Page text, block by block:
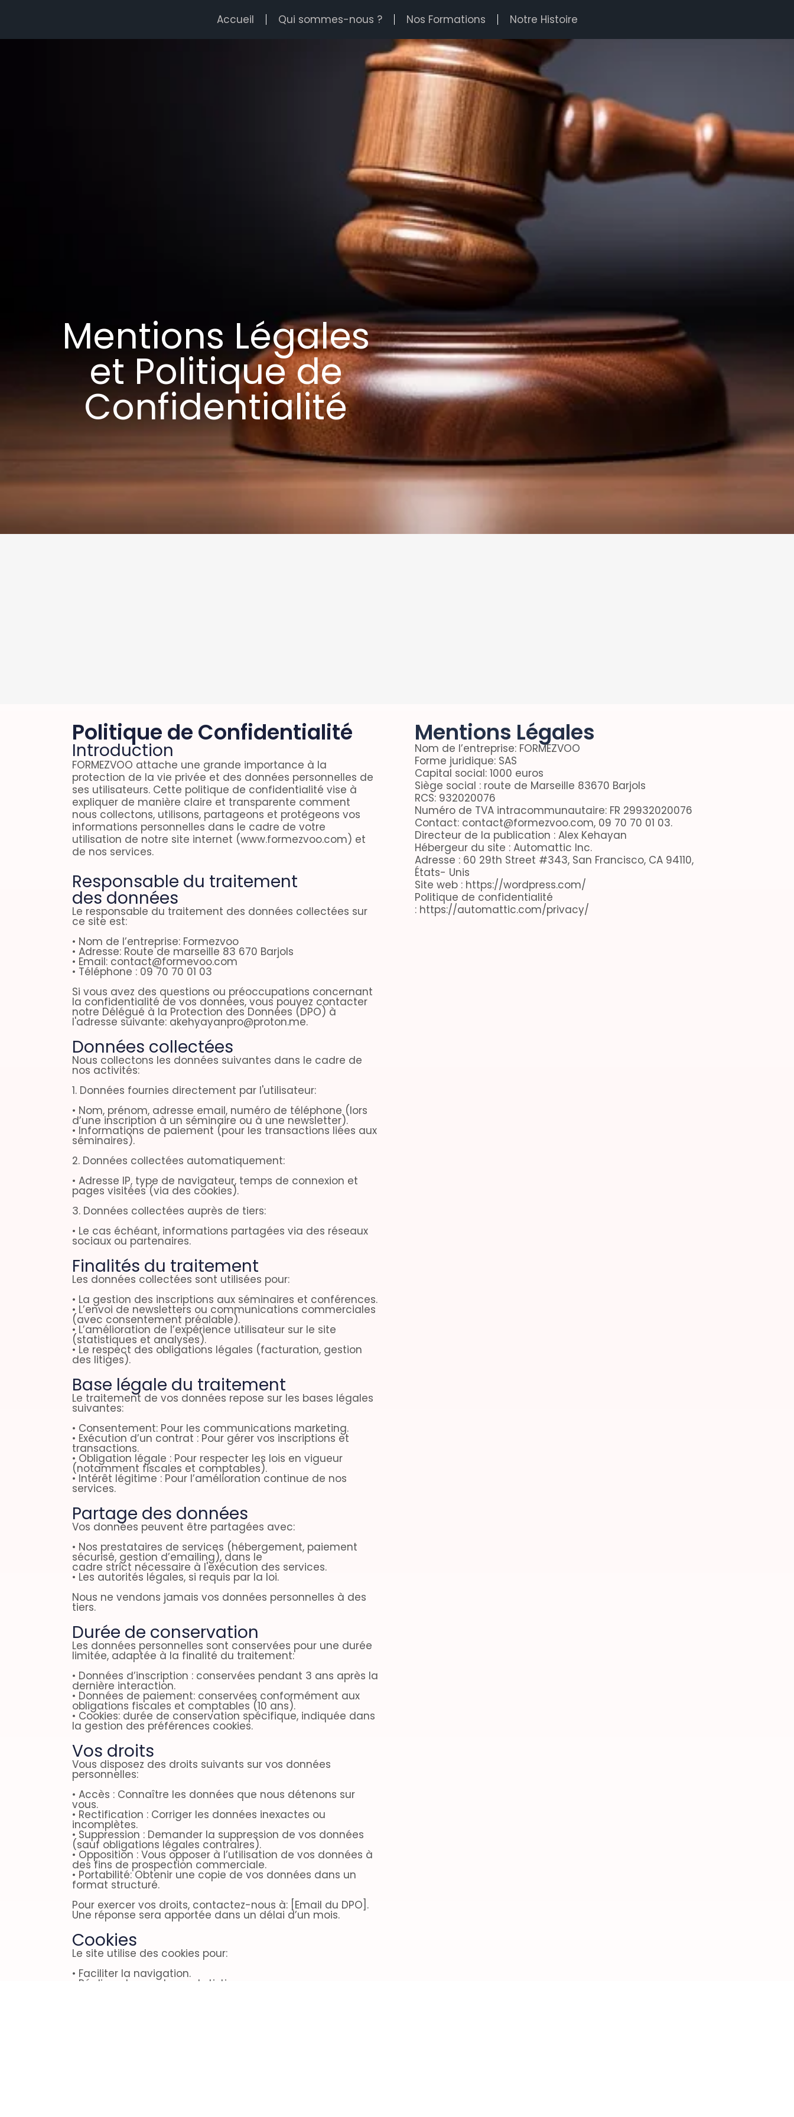
Accueil Qui sommes-nous ? Nos Formations Notre Histoire
Mentions Légales
et Politique de
Confidentialité
Politique de Confidentialité
Introduction
FORMEZVOO attache une grande importance à la
protection de la vie privée et des données personnelles de
ses utilisateurs. Cette politique de confidentialité vise à
expliquer de manière claire et transparente comment
nous collectons, utilisons, partageons et protégeons vos
informations personnelles dans le cadre de votre
utilisation de notre site internet (www.formezvoo.com) et
de nos services.​
Responsable du traitement
des données
Le responsable du traitement des données collectées sur
ce site est:
• Nom de l’entreprise: Formezvoo
• Adresse: Route de marseille 83 670 Barjols
• Email: contact@formevoo.com
• Téléphone : 09 70 70 01 03
Si vous avez des questions ou préoccupations concernant
la confidentialité de vos données, vous pouvez contacter
notre Délégué à la Protection des Données (DPO) à
l'adresse suivante: akehyayanpro@proton.me.
Données collectées
Nous collectons les données suivantes dans le cadre de
nos activités:
1. Données fournies directement par l'utilisateur:
• Nom, prénom, adresse email, numéro de téléphone (lors
d’une inscription à un séminaire ou à une newsletter).
• Informations de paiement (pour les transactions liées aux
séminaires).
2. Données collectées automatiquement:
• Adresse IP, type de navigateur, temps de connexion et
pages visitées (via des cookies).
3. Données collectées auprès de tiers:
• Le cas échéant, informations partagées via des réseaux
sociaux ou partenaires.
Finalités du traitement
Les données collectées sont utilisées pour:
• La gestion des inscriptions aux séminaires et conférences.
• L’envoi de newsletters ou communications commerciales
(avec consentement préalable).
• L’amélioration de l’expérience utilisateur sur le site
(statistiques et analyses).
• Le respect des obligations légales (facturation, gestion
des litiges).
Base légale du traitement
Le traitement de vos données repose sur les bases légales
suivantes:
• Consentement: Pour les communications marketing.
• Exécution d’un contrat : Pour gérer vos inscriptions et
transactions.
• Obligation légale : Pour respecter les lois en vigueur
(notamment fiscales et comptables).
• Intérêt légitime : Pour l’amélioration continue de nos
services.
Partage des données
Vos données peuvent être partagées avec:
• Nos prestataires de services (hébergement, paiement
sécurisé, gestion d’emailing), dans le
cadre strict nécessaire à l'exécution des services.
• Les autorités légales, si requis par la loi.
Nous ne vendons jamais vos données personnelles à des
tiers.
Durée de conservation
Les données personnelles sont conservées pour une durée
limitée, adaptée à la finalité du traitement:
• Données d’inscription : conservées pendant 3 ans après la
dernière interaction.
• Données de paiement: conservées conformément aux
obligations fiscales et comptables (10 ans).
• Cookies: durée de conservation spécifique, indiquée dans
la gestion des préférences cookies.
Vos droits
Vous disposez des droits suivants sur vos données
personnelles:
• Accès : Connaître les données que nous détenons sur
vous.
• Rectification : Corriger les données inexactes ou
incomplètes.
• Suppression : Demander la suppression de vos données
(sauf obligations légales contraires).
• Opposition : Vous opposer à l’utilisation de vos données à
des fins de prospection commerciale.
• Portabilité: Obtenir une copie de vos données dans un
format structuré.
Pour exercer vos droits, contactez-nous à: [Email du DPO].
Une réponse sera apportée dans un délai d’un mois.
Cookies
Le site utilise des cookies pour:
• Faciliter la navigation.
• Réaliser des analyses statistiques.
Mentions Légales​
Nom de l’entreprise: FORMEZVOO
Forme juridique: SAS
Capital social: 1000 euros
Siège social : route de Marseille 83670 Barjols
RCS: 932020076
Numéro de TVA intracommunautaire: FR 29932020076
Contact: contact@formezvoo.com, 09 70 70 01 03.
Directeur de la publication : Alex Kehayan
Hébergeur du site : Automattic Inc.
Adresse : 60 29th Street #343, San Francisco, CA 94110,
États- Unis
Site web : https://wordpress.com/
Politique de confidentialité
: https://automattic.com/privacy/